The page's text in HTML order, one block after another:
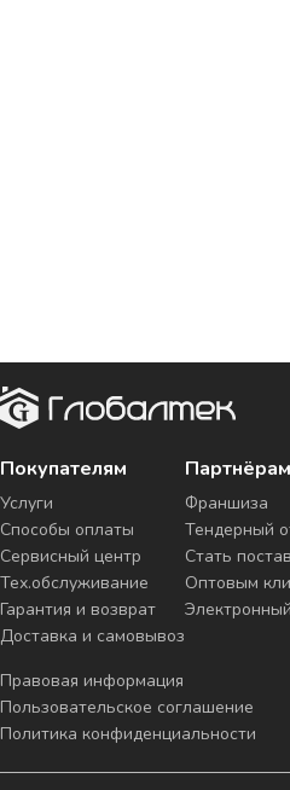
Покупателям
Услуги
Способы оплаты
Сервисный центр
Тех.обслуживание
Гарантия и возврат
Доставка и самовывоз
Партнёрам
Франшиза
Тендерный
Стать
Оптовым
Правовая информация
Пользовательское соглашение
Политика конфиденциальности